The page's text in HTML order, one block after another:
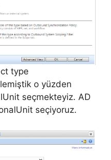
type
o yüzden
seçmekteyiz. AD
seçiyoruz.